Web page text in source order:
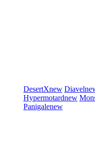
DesertXnew Diavel
Hypermotardnew
Panigalenew